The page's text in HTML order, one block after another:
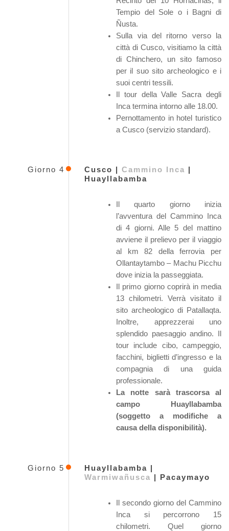
Tempio del Sole o i Bagni di
Ñusta.
Sulla via del ritorno verso la
città di Cusco, visitiamo la città
di Chinchero, un sito famoso
per il suo sito archeologico e i
suoi centri tessili.
Il tour della Valle Sacra degli
Inca termina intorno alle 18.00.
Pernottamento in hotel turistico
a Cusco (servizio standard).
Giorno 4 Cusco | Cammino Inca |
Huayllabamba
Il quarto giorno inizia
l’avventura del Cammino Inca
di 4 giorni. Alle 5 del mattino
avviene il prelievo per il viaggio
al km 82 della ferrovia per
Ollantaytambo – Machu Picchu
dove inizia la passeggiata.
Il primo giorno coprirà in media
13 chilometri. Verrà visitato il
sito archeologico di Patallaqta.
Inoltre, apprezzerai uno
splendido paesaggio andino. Il
tour include cibo, campeggio,
facchini, biglietti d’ingresso e la
compagnia di una guida
professionale.
La notte sarà trascorsa al
campo Huayllabamba
(soggetto a modifiche a
causa della disponibilità).
Giorno 5
Huayllabamba |
Warmiwañusca | Pacaymayo
Il secondo giorno del Cammino
Inca si percorrono 15
chilometri. Quel giorno